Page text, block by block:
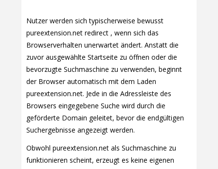
Nutzer werden sich typischerweise bewusst
pureextension.net redirect , wenn sich das
Browserverhalten unerwartet ändert. Anstatt die
zuvor ausgewählte Startseite zu öffnen oder die
bevorzugte Suchmaschine zu verwenden, beginnt
der Browser automatisch mit dem Laden
pureextension.net. Jede in die Adressleiste des
Browsers eingegebene Suche wird durch die
geförderte Domain geleitet, bevor die endgültigen
Suchergebnisse angezeigt werden.
Obwohl pureextension.net als Suchmaschine zu
funktionieren scheint, erzeugt es keine eigenen